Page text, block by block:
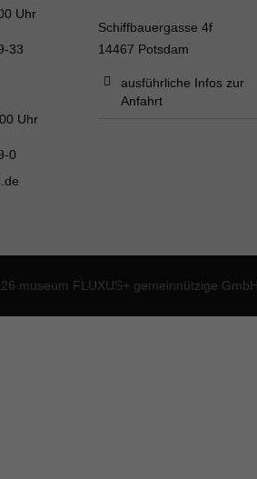
Uhr
33
Uhr
0
Schiffbauergasse 4f
14467 Potsdam
ausführliche Infos zur
Anfahrt
museum FLUXUS+ gemeinnützige